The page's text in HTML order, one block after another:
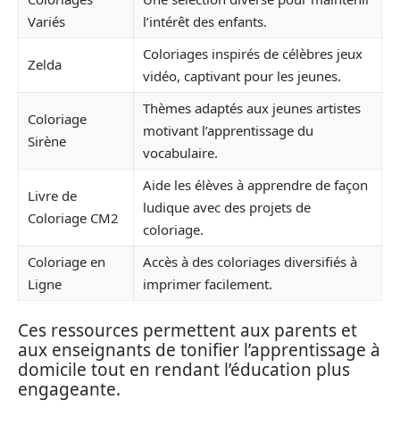
Variés
l’intérêt des enfants.
Zelda
Coloriages inspirés de célèbres jeux
vidéo, captivant pour les jeunes.
Coloriage
Sirène
Thèmes adaptés aux jeunes artistes
motivant l’apprentissage du
vocabulaire.
Livre de
Coloriage CM2
Aide les élèves à apprendre de façon
ludique avec des projets de
coloriage.
Coloriage en
Ligne
Accès à des coloriages diversifiés à
imprimer facilement.
Ces ressources permettent aux parents et
aux enseignants de tonifier l’apprentissage à
domicile tout en rendant l’éducation plus
engageante.